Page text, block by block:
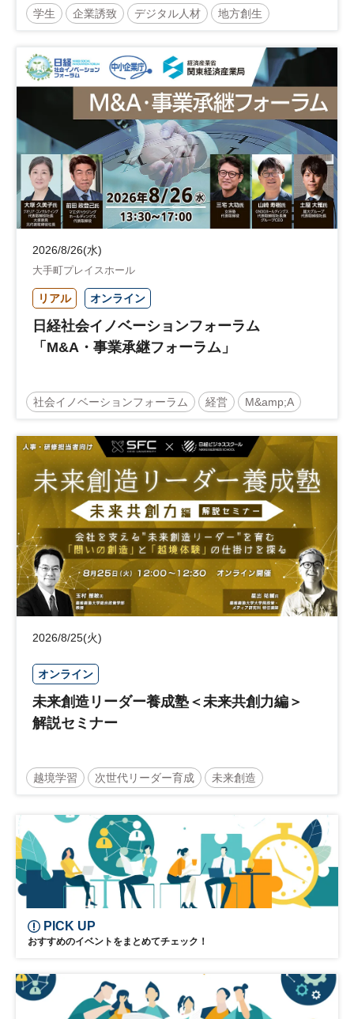
学生 企業誘致 デジタル人材 地方創生
地域活性化 自治体
2026/8/26(水)
大手町プレイスホール
リアル オンライン
日経社会イノベーションフォーラム
「M&A・事業承継フォーラム」
社会イノベーションフォーラム 経営 M&amp;A
事業承継 中堅中小企業
日経社会イノベーションフォーラム 参加無料
2026/8/25(火)
オンライン
未来創造リーダー養成塾＜未来共創力編＞
解説セミナー
越境学習 次世代リーダー育成 未来創造
PICK UP
おすすめのイベントをまとめてチェック！